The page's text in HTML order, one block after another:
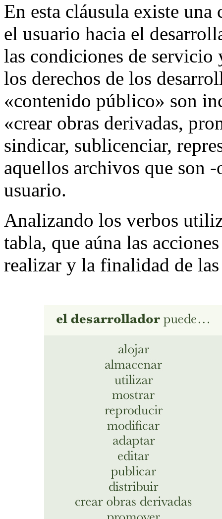
En esta cláusula existe una
el usuario hacia el
las condiciones de
los derechos de los
«contenido público» son
«crear obras derivadas,
sindicar, sublicenciar,
aquellos archivos que son
usuario.
Analizando los verbos
tabla, que aúna las
realizar y la finalidad de